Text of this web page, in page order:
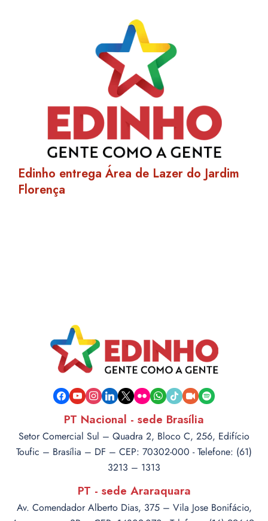
Edinho entrega Área de Lazer do Jardim
Florença
facebook
youtubeinstagram
linkedin
x flickrwhatsapp
tiktokvideo-spotify
PT Nacional - sede Brasília
Setor Comercial Sul – Quadra 2, Bloco C, 256, Edifício
Toufic – Brasília – DF – CEP: 70302-000 - Telefone: (61)
3213 – 1313
PT - sede Araraquara
Av. Comendador Alberto Dias, 375 – Vila Jose Bonifácio,